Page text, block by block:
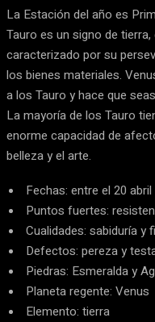
La Estación del año es
Tauro es un signo de
caracterizado por su
los bienes materiales.
a los Tauro y hace que
La mayoría de los Tauro
enorme capacidad de
belleza y el arte.
Fechas: entre el 20
Puntos fuertes:
Cualidades: sabiduría y
Defectos: pereza y
Piedras: Esmeralda y
Planeta regente: Venus
Elemento: tierra